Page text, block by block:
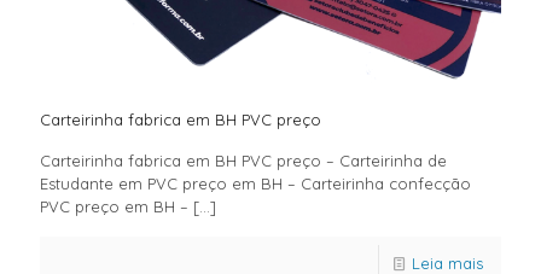
Carteirinha fabrica em BH PVC preço
Carteirinha fabrica em BH PVC preço – Carteirinha de
Estudante em PVC preço em BH – Carteirinha confecção
PVC preço em BH – […]
Leia mais